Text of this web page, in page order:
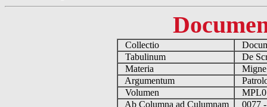
Collectio
Tabulinum
De
Materia
Argumentum
Volumen
Ab Columna ad Culumnam
0077